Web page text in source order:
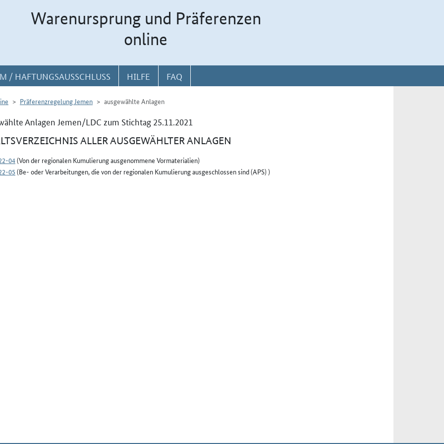
Warenursprung und Präferenzen
online
/ HAFTUNGSAUSSCHLUSS HILFE FAQ
Präferenzregelung Jemen ausgewählte Anlagen
Anlagen Jemen/LDC zum Stichtag 25.11.2021
ALLER AUSGEWÄHLTER ANLAGEN
04(Von der regionalen Kumulierung ausgenommene Vormaterialien)
05 (Be- oder Verarbeitungen, die von der regionalen Kumulierung ausgeschlossen sind (APS) )